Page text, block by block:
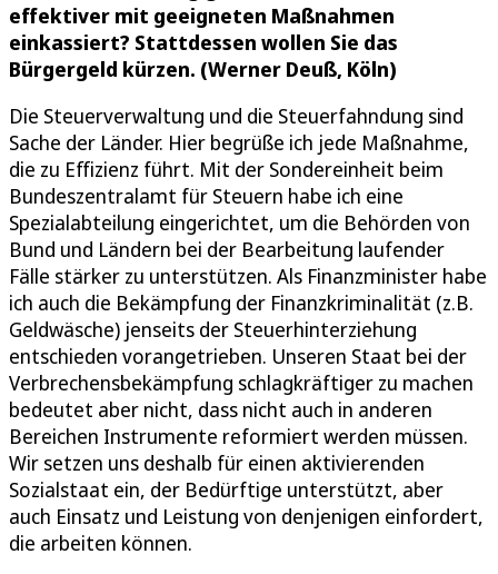
effektiver mit geeigneten Maßnahmen
einkassiert? Stattdessen wollen Sie das
Bürgergeld kürzen. (Werner Deuß, Köln)
Die Steuerverwaltung und die Steuerfahndung sind
Sache der Länder. Hier begrüße ich jede Maßnahme,
die zu Effizienz führt. Mit der Sondereinheit beim
Bundeszentralamt für Steuern habe ich eine
Spezialabteilung eingerichtet, um die Behörden von
Bund und Ländern bei der Bearbeitung laufender
Fälle stärker zu unterstützen. Als Finanzminister habe
ich auch die Bekämpfung der Finanzkriminalität (z.B.
Geldwäsche) jenseits der Steuerhinterziehung
entschieden vorangetrieben. Unseren Staat bei der
Verbrechensbekämpfung schlagkräftiger zu machen
bedeutet aber nicht, dass nicht auch in anderen
Bereichen Instrumente reformiert werden müssen.
Wir setzen uns deshalb für einen aktivierenden
Sozialstaat ein, der Bedürftige unterstützt, aber
auch Einsatz und Leistung von denjenigen einfordert,
die arbeiten können.